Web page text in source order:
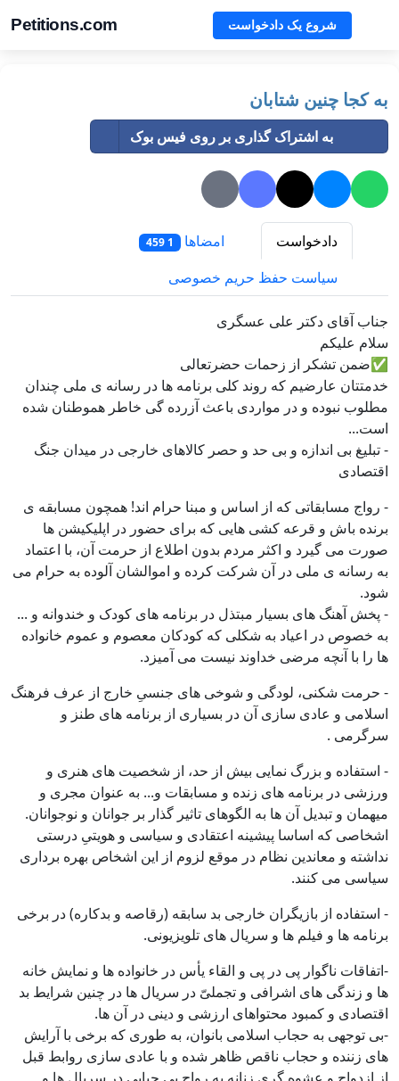
Petitions.com شروع یک دادخواست
به کجا چنین شتابان
به اشتراک گذاری بر روی فیس بوک
دادخواست امضاها 1 459
سیاست حفظ حریم خصوصی
جناب آقای دکتر علی عسگری
سلام علیکم
✅ضمن تشکر از زحمات حضرتعالی
خدمتتان عارضیم که روند کلی برنامه ها در رسانه ی ملی چندان
مطلوب نبوده و در مواردی باعث آزرده گی خاطر هموطنان شده
است...
- تبلیغ بی اندازه و بی حد و حصر کالاهای خارجی در میدان جنگ
اقتصادی
- رواج مسابقاتی که از اساس و مبنا حرام اند! همچون مسابقه ی
برنده باش و قرعه کشی هایی که برای حضور در اپلیکیشن ها
صورت می گیرد و اکثر مردم بدون اطلاع از حرمت آن، با اعتماد
به رسانه ی ملی در آن شرکت کرده و اموالشان آلوده به حرام می
شود.
- پخش آهنگ های بسیار مبتذل در برنامه های کودک و خندوانه و ...
به خصوص در اعیاد به شکلی که کودکان معصوم و عموم خانواده
ها را با آنچه مرضی خداوند نیست می آمیزد.
- حرمت شکنی، لودگی و شوخی های جنسیِ خارج از عرف فرهنگ
اسلامی و عادی سازی آن در بسیاری از برنامه های طنز و
سرگرمی .
- استفاده و بزرگ نمایی بیش از حد، از شخصیت های هنری و
ورزشی در برنامه های زنده و مسابقات و... به عنوان‌ مجری و
میهمان و تبدیل آن ها به الگوهای تاثیر گذار بر جوانان و نوجوانان.
اشخاصی که اساسا پیشینه اعتقادی و سیاسی و هویتیِ درستی
نداشته و معاندین نظام در موقع لزوم از این اشخاص بهره برداری
سیاسی می کنند.
- استفاده از بازیگران خارجی بد سابقه (رقاصه و بدکاره) در برخی
برنامه ها و فیلم ها و سریال های تلویزیونی.
-اتفاقات ناگوار پی در پی و القاء یأس در خانواده ها و نمایش خانه
ها و زندگی های اشرافی و تجملیّ در سریال ها در چنین شرایط بد
اقتصادی و کمبود محتواهای ارزشی و دینی در آن ها.
-بی توجهی به حجاب اسلامی بانوان، به طوری که برخی با آرایش
های زننده و حجاب ناقص ظاهر شده و با عادی سازی روابط قبل